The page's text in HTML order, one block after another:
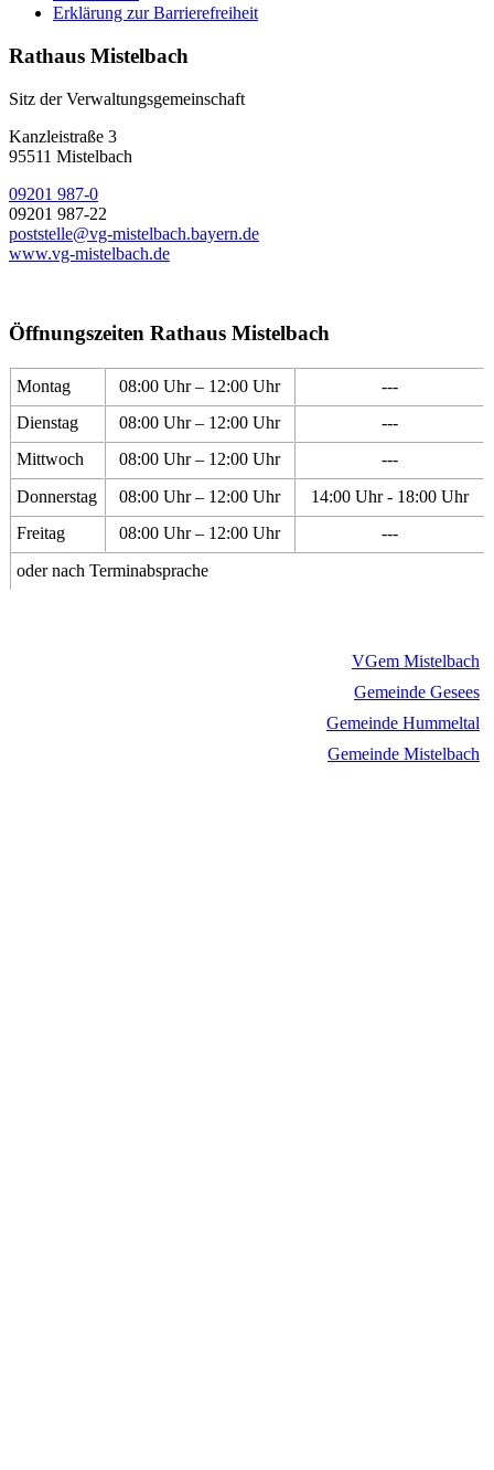
Erklärung zur Barrierefreiheit
Rathaus Mistelbach
Sitz der Verwaltungsgemeinschaft
Kanzleistraße 3
95511 Mistelbach
09201 987-0
09201 987-22
poststelle@vg-mistelbach.bayern.de
www.vg-mistelbach.de
Öffnungszeiten Rathaus Mistelbach
Montag 08:00 Uhr – 12:00 Uhr
---
Dienstag
08:00 Uhr – 12:00 Uhr
---
Mittwoch
08:00 Uhr – 12:00 Uhr
---
Donnerstag
08:00 Uhr – 12:00 Uhr
14:00 Uhr - 18:00 Uhr
Freitag
08:00 Uhr – 12:00 Uhr
---
oder nach Terminabsprache
VGem Mistelbach
Gemeinde Gesees
Gemeinde Hummeltal
Gemeinde Mistelbach